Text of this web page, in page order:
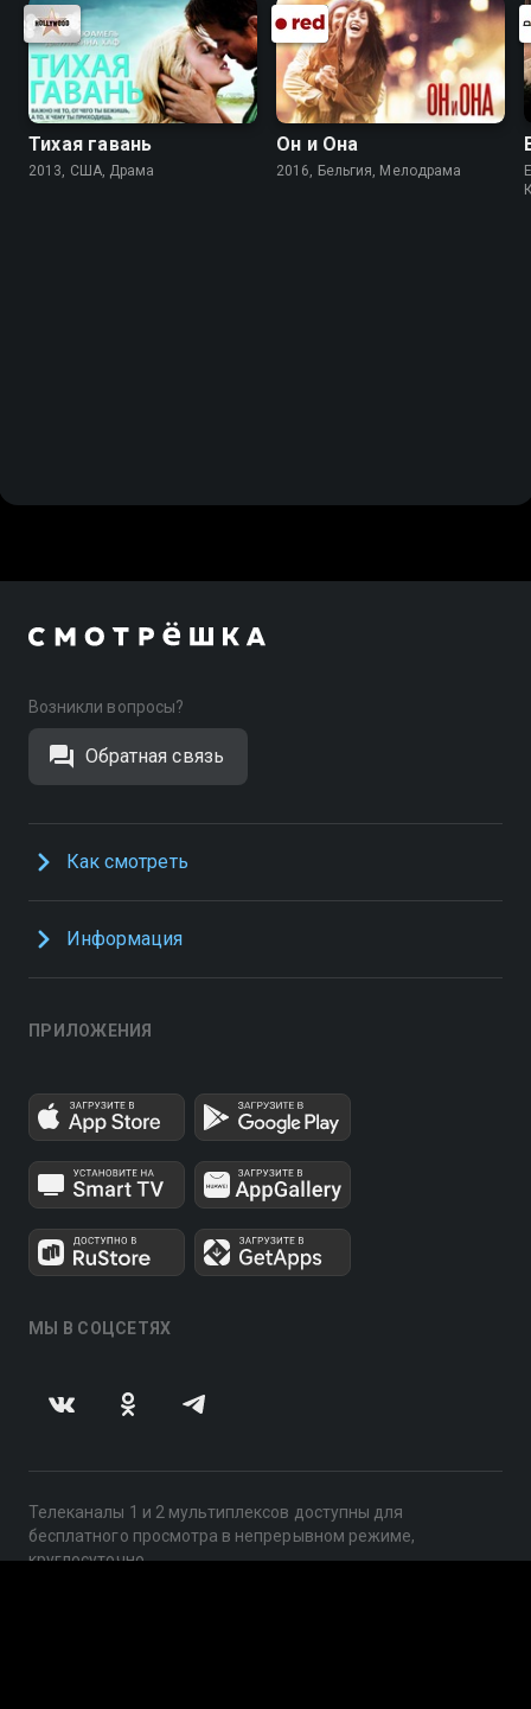
Тихая гавань
2013, США, Драма
Он и Она
2016, Бельгия, Мелодрама
Возникли вопросы?
Обратная связь
Как смотреть
Информация
ПРИЛОЖЕНИЯ
МЫ В СОЦСЕТЯХ
Телеканалы 1 и 2 мультиплексов доступны для
бесплатного просмотра в непрерывном режиме,
круглосуточно.